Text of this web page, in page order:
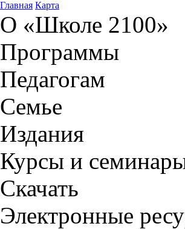
Главная Карта
О «Школе 2100»
Программы
Педагогам
Семье
Издания
Курсы и
Скачать
Электронные